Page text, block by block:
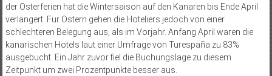
der Osterferien hat die Wintersaison auf den Kanaren bis Ende April
verlängert. Für Ostern gehen die Hoteliers jedoch von einer
schlechteren Belegung aus, als im Vorjahr. Anfang April waren die
kanarischen Hotels laut einer Umfrage von Tur­españa zu 83%
ausgebucht. Ein Jahr zuvor fiel die Buchungslage zu diesem
Zeitpunkt um zwei Prozentpunkte besser aus.